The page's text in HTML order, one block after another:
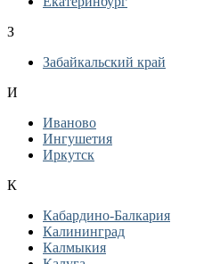
З
Забайкальский край
И
Иваново
Ингушетия
Иркутск
К
Кабардино-Балкария
Калининград
Калмыкия